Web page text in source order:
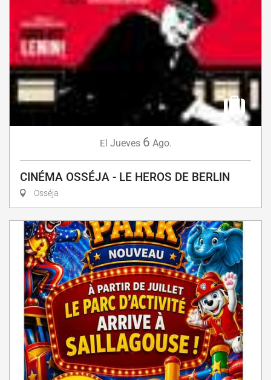
El Jueves 6 Ago.
CINÉMA OSSÉJA - LE HEROS DE BERLIN
Osséja